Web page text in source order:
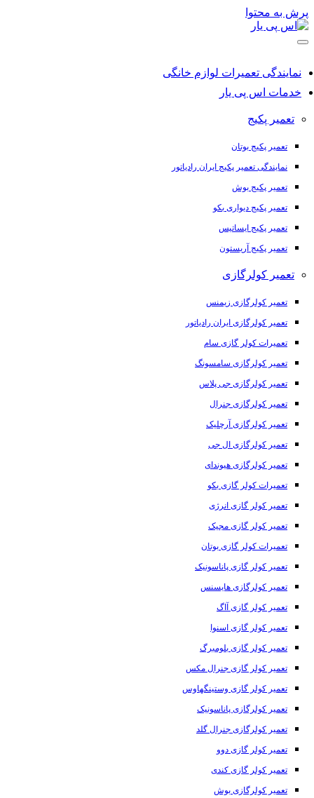
پرش به محتوا
نمایندگی تعمیرات لوازم خانگی
خدمات اس پی یار
تعمیر پکیج
تعمیر پکیج بوتان
نمایندگی تعمیر پکیج ایران رادیاتور
تعمیر پکیج بوش
تعمیر پکیج دیواری بکو
تعمیر پکیج ایساتیس
تعمیر پکیج آریستون
تعمیر کولرگازی
تعمیر کولرگازی زیمنس
تعمیر کولرگازی ایران رادیاتور
تعمیرات کولر گازی سام
تعمیر کولرگازی سامسونگ
تعمیر کولرگازی جی پلاس
تعمیر کولرگازی جنرال
تعمیر کولرگازی آرچلیک
تعمیر کولرگازی ال جی
تعمیر کولرگازی هیوندای
تعمیرات کولر گازی بکو
تعمیر کولر گازی انرژی
تعمیر کولر گازی مجیک
تعمیرات کولر گازی بوتان
تعمیر کولر گازی پاناسونیک
تعمیر کولرگازی هایسنس
تعمیر کولر گازی آاگ
تعمیر کولر گازی اسنوا
تعمیر کولر گازی بلومبرگ
تعمیر کولر گازی جنرال مکس
تعمیر کولر گازی وستینگهاوس
تعمیر کولرگازی پاناسونیک
تعمیر کولرگازی جنرال گلد
تعمیر کولر گازی دوو
تعمیر کولر گازی کندی
تعمیر کولرگازی بوش